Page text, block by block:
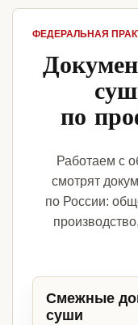
ФЕДЕРАЛЬНАЯ
по
Работаем с
смотрят
по России:
Смежные
суши